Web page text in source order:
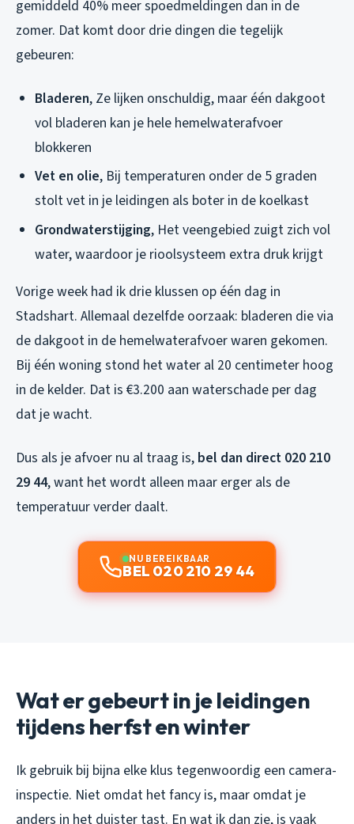
gemiddeld 40% meer spoedmeldingen dan in de
zomer. Dat komt door drie dingen die tegelijk
gebeuren:
Bladeren, Ze lijken onschuldig, maar één dakgoot
vol bladeren kan je hele hemelwaterafvoer
blokkeren
Vet en olie, Bij temperaturen onder de 5 graden
stolt vet in je leidingen als boter in de koelkast
Grondwaterstijging, Het veengebied zuigt zich vol
water, waardoor je rioolsysteem extra druk krijgt
Vorige week had ik drie klussen op één dag in
Stadshart. Allemaal dezelfde oorzaak: bladeren die via
de dakgoot in de hemelwaterafvoer waren gekomen.
Bij één woning stond het water al 20 centimeter hoog
in de kelder. Dat is €3.200 aan waterschade per dag
dat je wacht.
Dus als je afvoer nu al traag is, bel dan direct 020 210
29 44, want het wordt alleen maar erger als de
temperatuur verder daalt.
NU BEREIKBAAR
BEL 020 210 29 44
Wat er gebeurt in je leidingen
tijdens herfst en winter
Ik gebruik bij bijna elke klus tegenwoordig een camera-
inspectie. Niet omdat het fancy is, maar omdat je
anders in het duister tast. En wat ik dan zie, is vaak